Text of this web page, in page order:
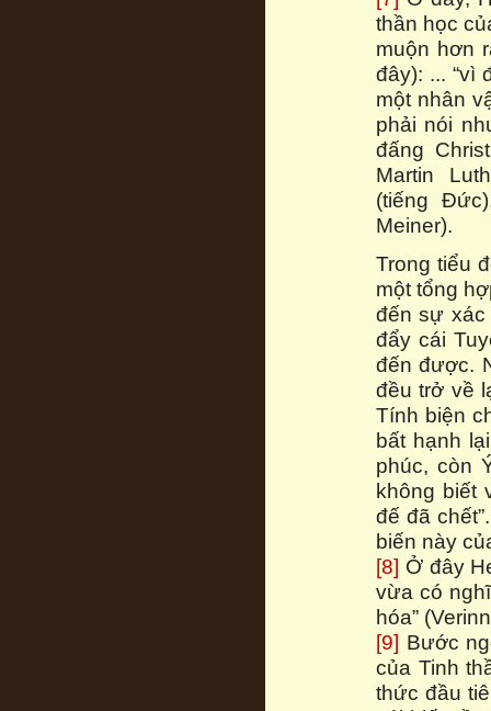
thần học
muộn hơn
đây): ... “vì
một nhân
phải nói
đấng
Martin
(tiếng
Meiner).
Trong tiểu
một tổng
đến sự xác
đẩy cái
đến được.
đều trở về
Tính biện
bất hạnh
phúc, còn
không biết
đế đã
biến này
[8] Ở đây
vừa có
hóa”
[9] Bước
của Tinh
thức đầu